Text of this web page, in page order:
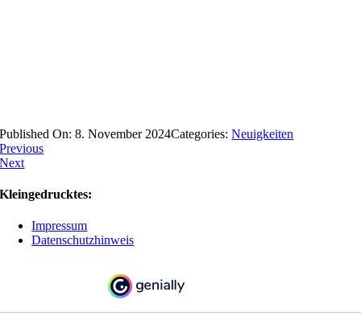
Published On: 8. November 2024Categories:Neuigkeiten
Previous
Next
Kleingedrucktes:
Impressum
Datenschutzhinweis